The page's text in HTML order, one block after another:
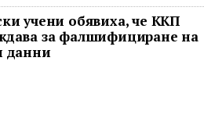
учени обявиха, че ККП
за фалшифициране на
данни